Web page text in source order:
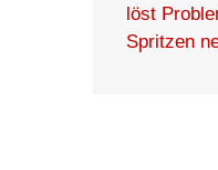
löst
Spritzen